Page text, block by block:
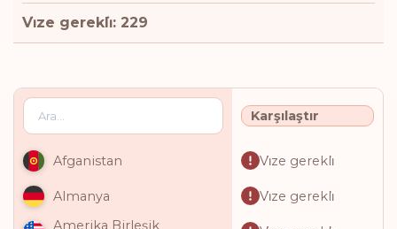
Vi̇ze gerekli̇: 229
Karşılaştır
Afganistan Vi̇ze gerekli̇
Almanya
Vi̇ze gerekli̇
Amerika Birleşik